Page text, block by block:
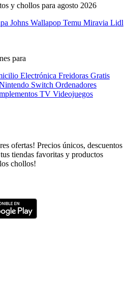
y chollos para agosto 2026
Johns Wallapop Temu Miravia Lidl
para
Electrónica Freidoras Gratis
Switch Ordenadores
TV Videojuegos
ofertas! Precios únicos, descuentos
tiendas favoritas y productos
chollos!